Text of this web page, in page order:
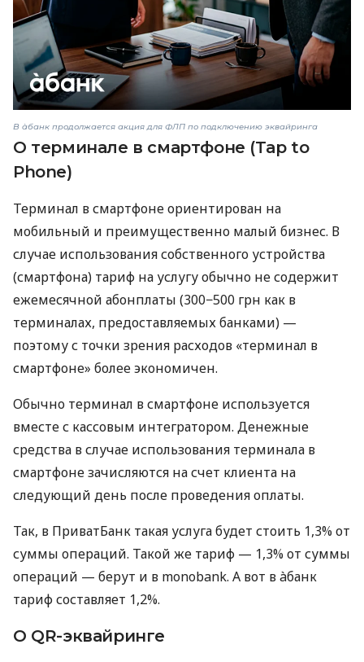
В àбанк продолжается акция для ФЛП по подключению эквайринга
О терминале в смартфоне (Tap to
Phone)
Терминал в смартфоне ориентирован на
мобильный и преимущественно малый бизнес. В
случае использования собственного устройства
(смартфона) тариф на услугу обычно не содержит
ежемесячной абонплаты (300−500 грн как в
терминалах, предоставляемых банками) —
поэтому с точки зрения расходов «терминал в
смартфоне» более экономичен.
Обычно терминал в смартфоне используется
вместе с кассовым интегратором. Денежные
средства в случае использования терминала в
смартфоне зачисляются на счет клиента на
следующий день после проведения оплаты.
Так, в ПриватБанк такая услуга будет стоить 1,3% от
суммы операций. Такой же тариф — 1,3% от суммы
операций — берут и в monobank. А вот в àбанк
тариф составляет 1,2%.
О QR-эквайринге